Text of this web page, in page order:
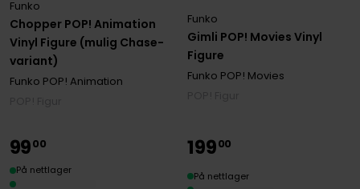
Chopper POP! Animation
Vinyl Figure (mulig Chase-
variant)
Funko
Funko POP! Animation
Gimli POP! Movies Vinyl
Figure
Funko
Funko POP! Movies
9900
På nettlager
19900
På nettlager